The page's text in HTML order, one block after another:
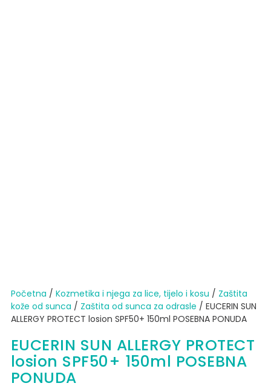
Početna / Kozmetika i njega za lice, tijelo i kosu / Zaštita
kože od sunca​ / Zaštita od sunca za odrasle / EUCERIN SUN
ALLERGY PROTECT losion SPF50+ 150ml POSEBNA PONUDA
EUCERIN SUN ALLERGY PROTECT
losion SPF50+ 150ml POSEBNA
PONUDA